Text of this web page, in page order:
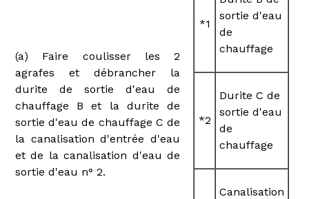
(a) Faire coulisser les 2
agrafes et débrancher la
durite de sortie d'eau de
chauffage B et la durite de
sortie d'eau de chauffage C de
la canalisation d'entrée d'eau
et de la canalisation d'eau de
sortie d'eau n° 2.
*1
sortie d'eau
de
chauffage
*2
Durite C de
sortie d'eau
de
chauffage
Canalisation